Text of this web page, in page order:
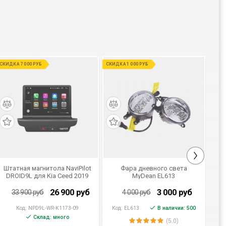
СКИДКА 7 000 РУБ
Штатная магнитола NaviPilot
DROID9L для Kia Ceed 2019
33 900руб 26 900 руб
Код: NPD9L-WR-K1173-09
Склад: много
СКИДКА 1 000 РУБ
Фара дневного света
MyDean EL613
4 000руб 3 000 руб
Код: EL613 В наличии: 500
(5.0)